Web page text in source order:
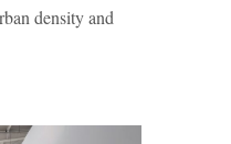
density and